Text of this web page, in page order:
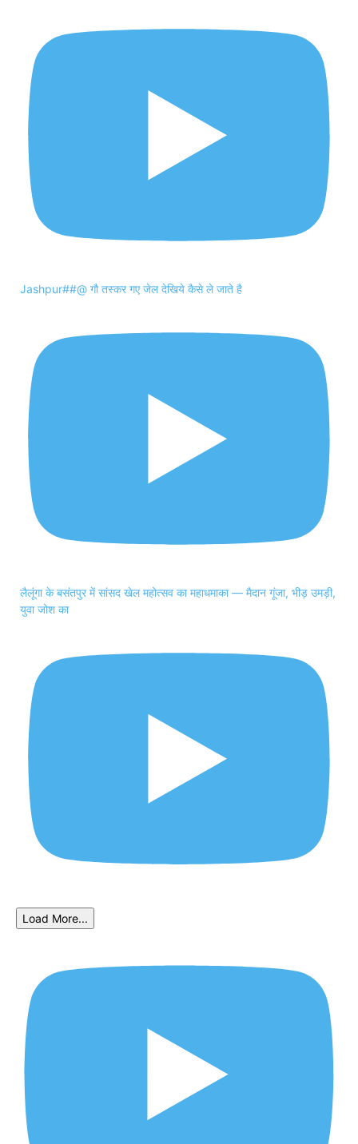
Jashpur##@ गौ तस्कर गए जेल देखिये कैसे ले जाते है
लैलूंगा के बसंतपुर में सांसद खेल महोत्सव का महाधमाका — मैदान गूंजा, भीड़ उमड़ी,
युवा जोश का
Load More...